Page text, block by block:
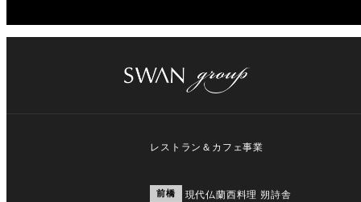
レストラン＆カフェ事業
前橋 現代仏蘭西料理 朔詩舎